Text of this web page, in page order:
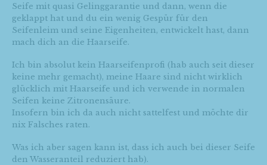
Seife mit quasi Gelinggarantie und dann, wenn die
geklappt hat und du ein wenig Gespür für den
Seifenleim und seine Eigenheiten, entwickelt hast, dann
mach dich an die Haarseife.
Ich bin absolut kein Haarseifenprofi (hab auch seit dieser
keine mehr gemacht), meine Haare sind nicht wirklich
glücklich mit Haarseife und ich verwende in normalen
Seifen keine Zitronensäure.
Insofern bin ich da auch nicht sattelfest und möchte dir
nix Falsches raten.
Was ich aber sagen kann ist, dass ich auch bei dieser Seife
den Wasseranteil reduziert hab).